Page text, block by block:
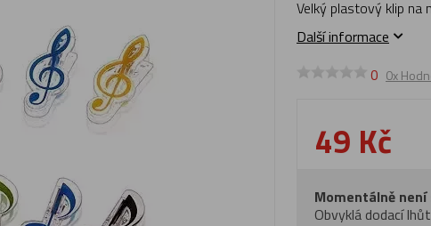
Velký plastový klip na
Další informace
0 0x
49 Kč
Momentálně není
Obvyklá dodací